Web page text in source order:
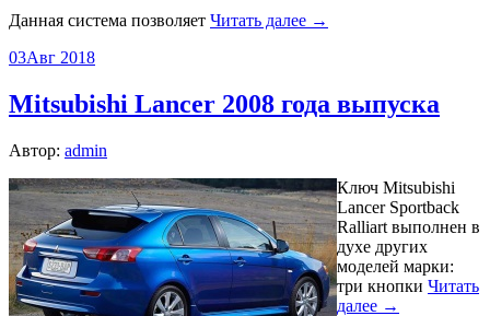
Данная система позволяет Читать далее →
03Авг 2018
Mitsubishi Lancer 2008 года выпуска
Автор: admin
Ключ Mitsubishi
Lancer Sportback
Ralliart выполнен в
духе других
моделей марки:
три кнопки Читать
далее →